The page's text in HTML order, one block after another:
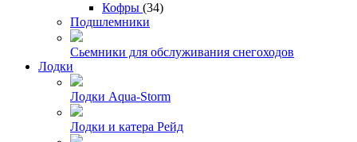
Кофры (34)
Подшлемники
Сьемники для обслуживания снегоходов
Лодки
Лодки Aqua-Storm
Лодки и катера Рейд